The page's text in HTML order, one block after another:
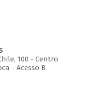
100 - Centro
- Acesso B